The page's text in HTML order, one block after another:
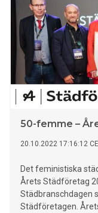
50-femme –
20.10.2022 17:16:12
Det feministiska
Årets Städföretag
Städbranschdagen
Städföretagen.